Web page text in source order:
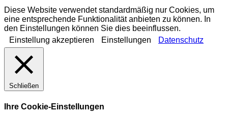
Diese Website verwendet standardmäßig nur Cookies, um
eine entsprechende Funktionalität anbieten zu können. In
den Einstellungen können Sie dies beeinflussen.
Einstellung akzeptieren
Einstellungen Datenschutz
Schließen
Ihre Cookie-Einstellungen